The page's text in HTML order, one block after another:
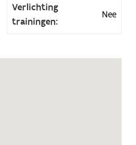
Verlichting
trainingen:
Nee